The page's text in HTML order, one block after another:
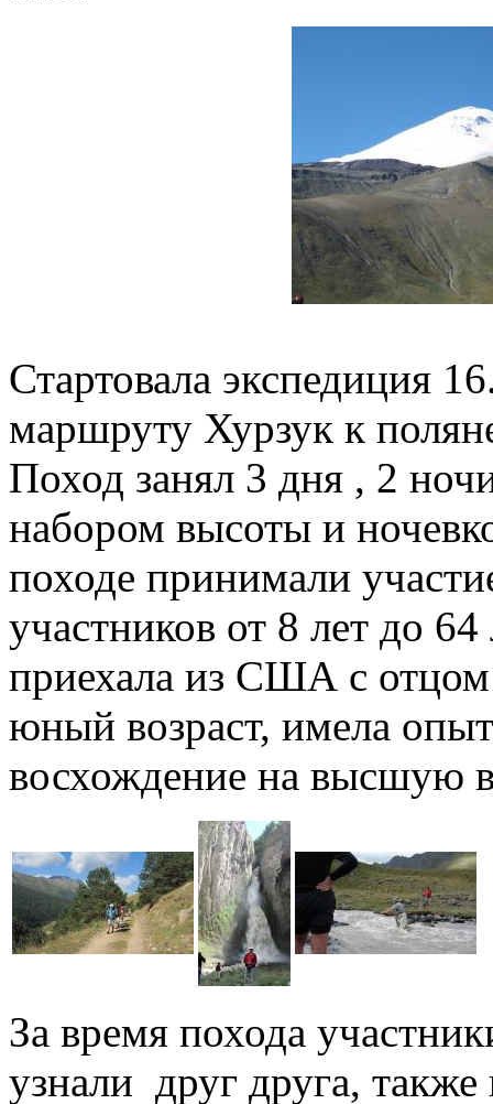
Стартовала экспедиция
маршруту Хурзук к
Поход занял 3 дня , 2
набором высоты и
походе принимали
участников от 8 лет до
приехала из США с отцом
юный возраст, имела
восхождение на высшую
За время похода
узнали друг друга,